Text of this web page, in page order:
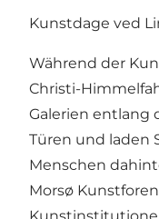
Kunstdage ved
Während der
Christi-
Galerien entlang
Türen und laden
Menschen
Morsø